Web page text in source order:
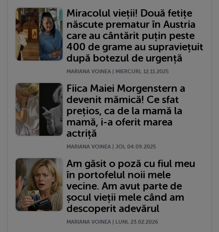
Miracolul vieții! Două fetițe
născute prematur în Austria
care au cântărit puțin peste
400 de grame au supraviețuit
după botezul de urgență
MARIANA VOINEA | MIERCURI, 12.11.2025
Fiica Maiei Morgenstern a
devenit mămică! Ce sfat
prețios, ca de la mamă la
mamă, i-a oferit marea
actriță
MARIANA VOINEA | JOI, 04.09.2025
Am găsit o poză cu fiul meu
în portofelul noii mele
vecine. Am avut parte de
șocul vieții mele când am
descoperit adevărul
MARIANA VOINEA | LUNI, 23.02.2026